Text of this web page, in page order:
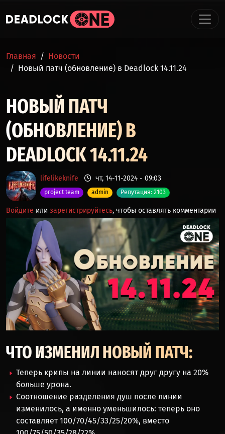
СТРОКА НАВИГАЦИИ
Главная
Новости
Новый патч (обновление) в Deadlock 14.11.24
НОВЫЙ ПАТЧ
(ОБНОВЛЕНИЕ) В
DEADLOCK 14.11.24
lifelikeknife чт, 14-11-2024 - 09:03
project team admin Репутация: 2103
Войдите или зарегистрируйтесь, чтобы оставлять комментарии
ЧТО ИЗМЕНИЛ НОВЫЙ ПАТЧ:
Теперь крипы на линии наносят друг другу на 20%
больше урона.
Соотношение разделения душ после линии
изменилось, а именно уменьшилось: теперь оно
составляет 100/70/45/33/25/20%, вместо